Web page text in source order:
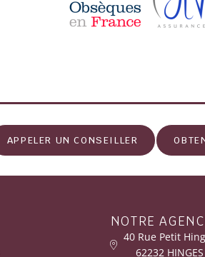
APPELER UN CONSEILLER
NOTRE
40 Rue Petit
62232 HINGES